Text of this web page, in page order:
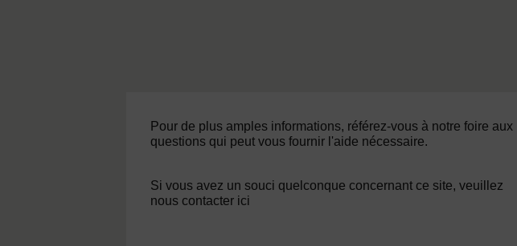
Pour de plus amples informations, référez-vous à notre foire aux
questions qui peut vous fournir l'aide nécessaire.
Si vous avez un souci quelconque concernant ce site, veuillez
nous contacter ici